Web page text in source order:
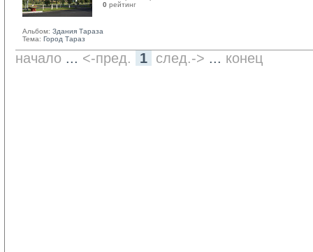
0 рейтинг
Альбом: Здания Тараза
Тема: Город Тараз
начало ... <-пред. 1 след.-> ... конец